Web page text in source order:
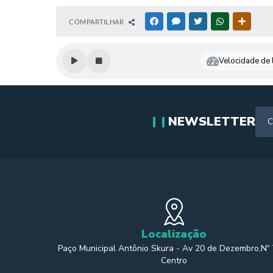
COMPARTILHAR FACEBOOKMESSENGER
TWITTERWHATSAPP
Velocidade de
NEWSLETTER
Localização
Paço Municipal Antônio Skura - Av 20 de Dezembro,Nº
Centro